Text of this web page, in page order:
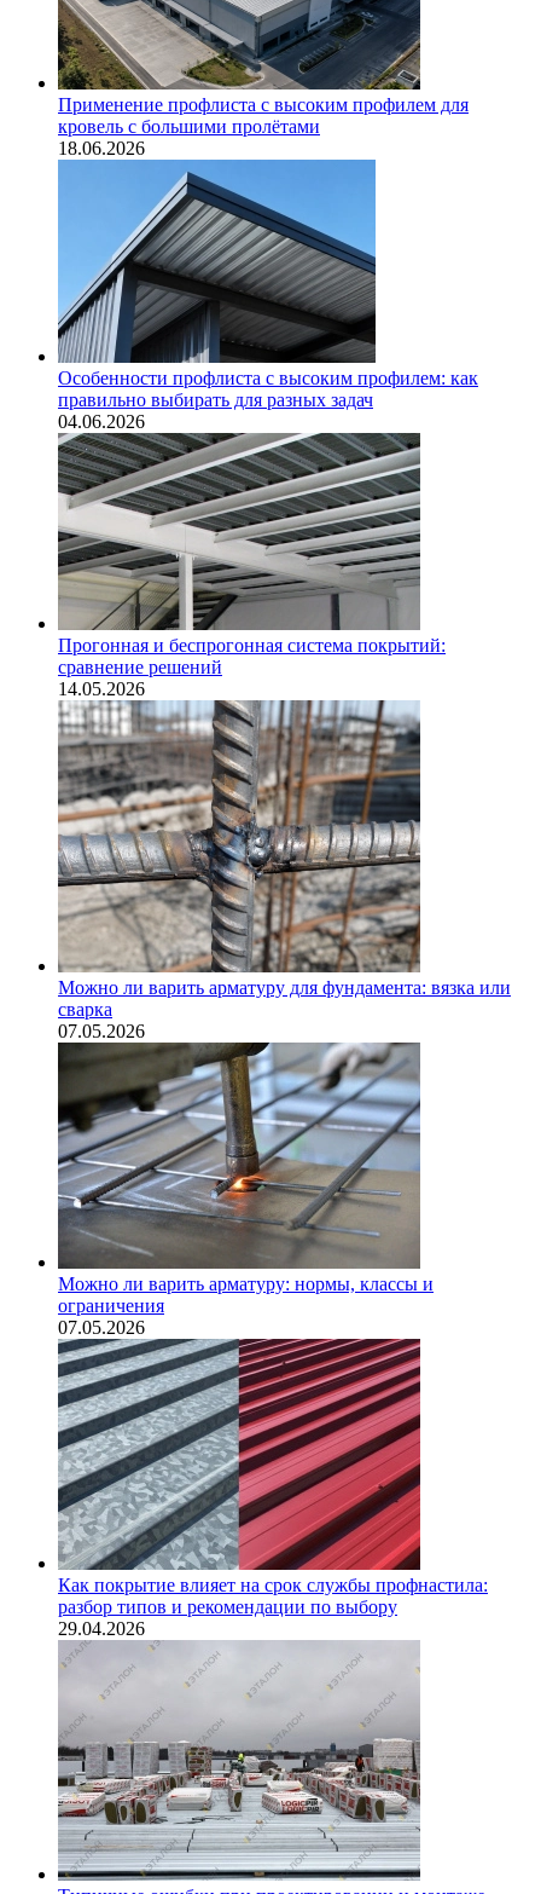
Применение профлиста с высоким профилем для
кровель с большими пролётами
18.06.2026
Особенности профлиста с высоким профилем: как
правильно выбирать для разных задач
04.06.2026
Прогонная и беспрогонная система покрытий:
сравнение решений
14.05.2026
Можно ли варить арматуру для фундамента: вязка или
сварка
07.05.2026
Можно ли варить арматуру: нормы, классы и
ограничения
07.05.2026
Как покрытие влияет на срок службы профнастила:
разбор типов и рекомендации по выбору
29.04.2026